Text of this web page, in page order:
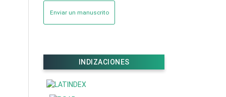
Enviar un manuscrito
INDIZACIONES